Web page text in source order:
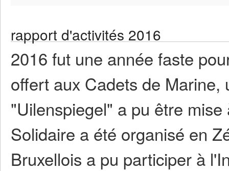
rapport d'activités 2016
2016 fut une année faste
offert aux Cadets de Marine,
"Uilenspiegel" a pu être
Solidaire a été organisé en
Bruxellois a pu participer à